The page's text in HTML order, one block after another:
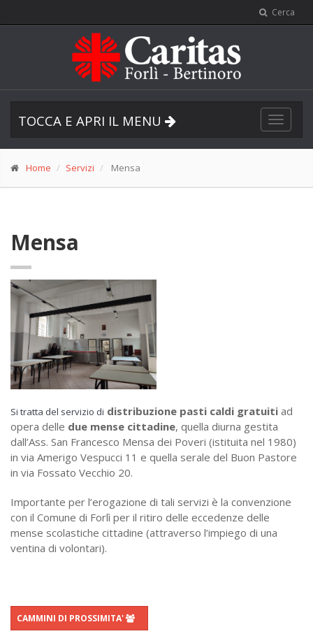
Cerca
TOCCA E APRI IL MENU
Toggle
Home Servizi Mensa
Mensa
Si tratta del servizio di distribuzione pasti caldi gratuiti ad
opera delle due mense cittadine, quella diurna gestita
dall’Ass. San Francesco Mensa dei Poveri (istituita nel 1980)
in via Amerigo Vespucci 11 e quella serale del Buon Pastore
in via Fossato Vecchio 20.
Importante per l’erogazione di tali servizi è la convenzione
con il Comune di Forlì per il ritiro delle eccedenze delle
mense scolastiche cittadine (attraverso l’impiego di una
ventina di volontari).
CAMMINI DI PROSSIMITA'